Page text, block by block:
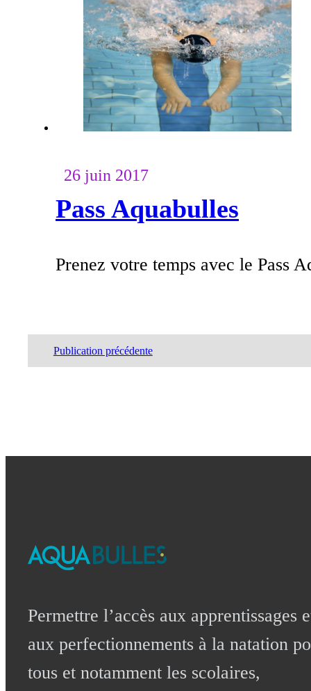
26 juin 2017
Pass Aquabulles
Prenez votre temps avec le Pass
Publication précédente
Permettre l’accès aux apprentissages
aux perfectionnements à la natation
tous et notamment les scolaires,